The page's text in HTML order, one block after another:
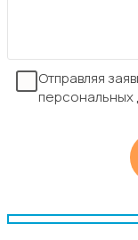
Отправляя
персональных